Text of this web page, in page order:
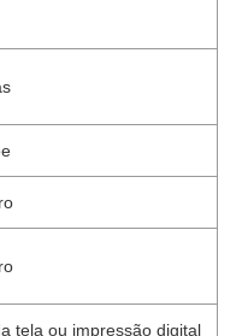
tela ou impressão digital